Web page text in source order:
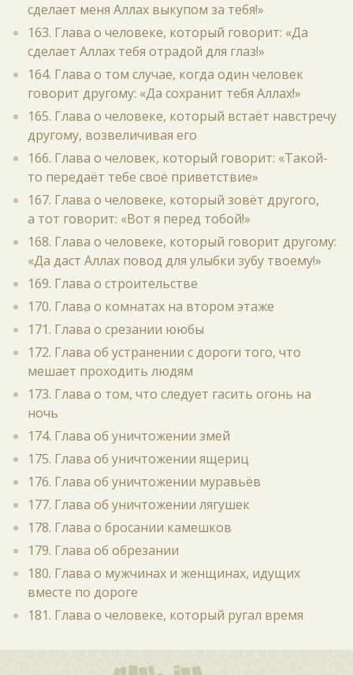
сделает меня Аллах выкупом за тебя!»
163. Глава о человеке, который говорит: «Да
сделает Аллах тебя отрадой для глаз!»
164. Глава о том случае, когда один человек
говорит другому: «Да сохранит тебя Аллах!»
165. Глава о человеке, который встаёт навстречу
другому, возвеличивая его
166. Глава о человек, который говорит: «Такой-
то передаёт тебе своё приветствие»
167. Глава о человеке, который зовёт другого,
а тот говорит: «Вот я перед тобой!»
168. Глава о человеке, который говорит другому:
«Да даст Аллах повод для улыбки зубу твоему!»
169. Глава о строительстве
170. Глава о комнатах на втором этаже
171. Глава о срезании ююбы
172. Глава об устранении с дороги того, что
мешает проходить людям
173. Глава о том, что следует гасить огонь на
ночь
174. Глава об уничтожении змей
175. Глава об уничтожении ящериц
176. Глава об уничтожении муравьёв
177. Глава об уничтожении лягушек
178. Глава о бросании камешков
179. Глава об обрезании
180. Глава о мужчинах и женщинах, идущих
вместе по дороге
181. Глава о человеке, который ругал время